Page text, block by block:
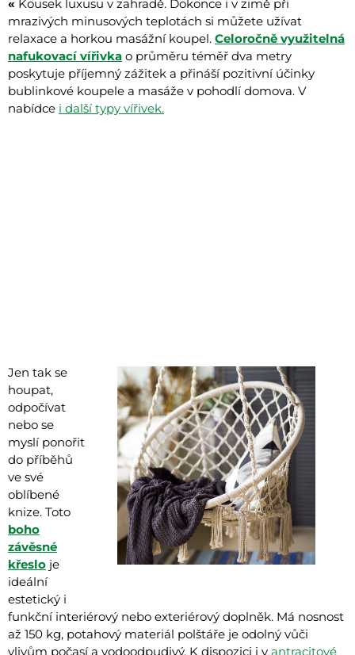
« Kousek luxusu v zahradě. Dokonce i v zimě při
mrazivých minusových teplotách si můžete užívat
relaxace a horkou masážní koupel. Celoročně využitelná
nafukovací vířivka o průměru téměř dva metry
poskytuje příjemný zážitek a přináší pozitivní účinky
bublinkové koupele a masáže v pohodlí domova. V
nabídce i další typy vířivek.
Jen tak se
houpat,
odpočívat
nebo se
myslí ponořit
do příběhů
ve své
oblíbené
knize. Toto
boho
závěsné
křeslo je
ideální
estetický i
funkční interiérový nebo exteriérový doplněk. Má nosnost
až 150 kg, potahový materiál polštáře je odolný vůči
vlivům počasí a vodoodpudivý. K dispozici i v antracitové